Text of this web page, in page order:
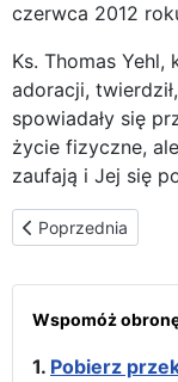
czerwca 2012
Ks. Thomas Yehl,
adoracji,
spowiadały się
życie fizyczne,
zaufają i Jej się
Poprzednia strona:
Poprzednia
Wspomóż
1. Pobierz